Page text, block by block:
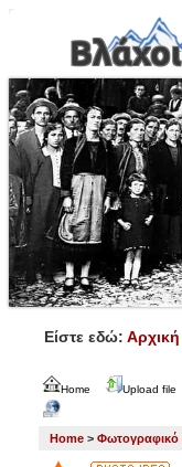
Είστε εδώ: Αρχική
Home Upload file
Home > Φωτογραφικό